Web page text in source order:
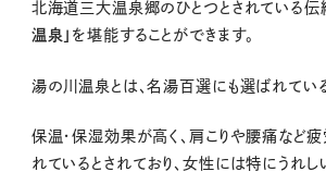
北海道三大温泉郷のひとつとされている伝
温泉」 を堪能することができます。
湯の川温泉とは、名湯百選にも選ばれてい
保温・保湿効果が高く、肩こりや腰痛など
れているとされており、女性には特にうれし